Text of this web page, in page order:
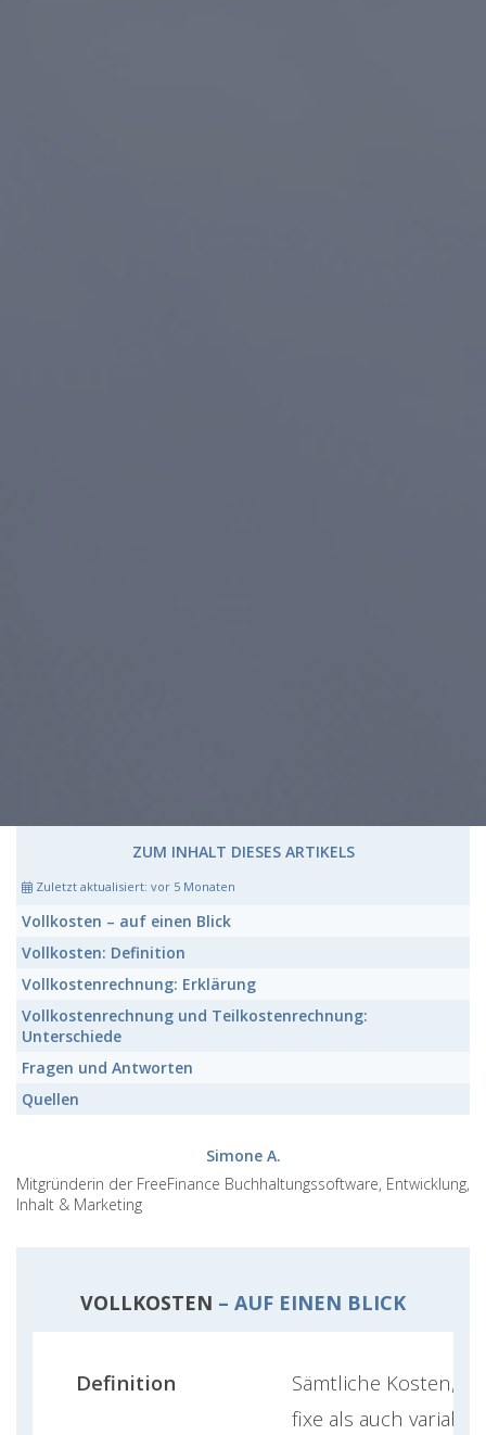
ZUM INHALT DIESES ARTIKELS
Zuletzt aktualisiert: vor 5 Monaten
Vollkosten – auf einen Blick
Vollkosten: Definition
Vollkostenrechnung: Erklärung
Vollkostenrechnung und Teilkostenrechnung:
Unterschiede
Fragen und Antworten
Quellen
Simone A.
Mitgründerin der FreeFinance Buchhaltungssoftware, Entwicklung,
Inhalt & Marketing
VOLLKOSTEN – AUF EINEN BLICK
Definition
Sämtliche Kosten,
fixe als auch